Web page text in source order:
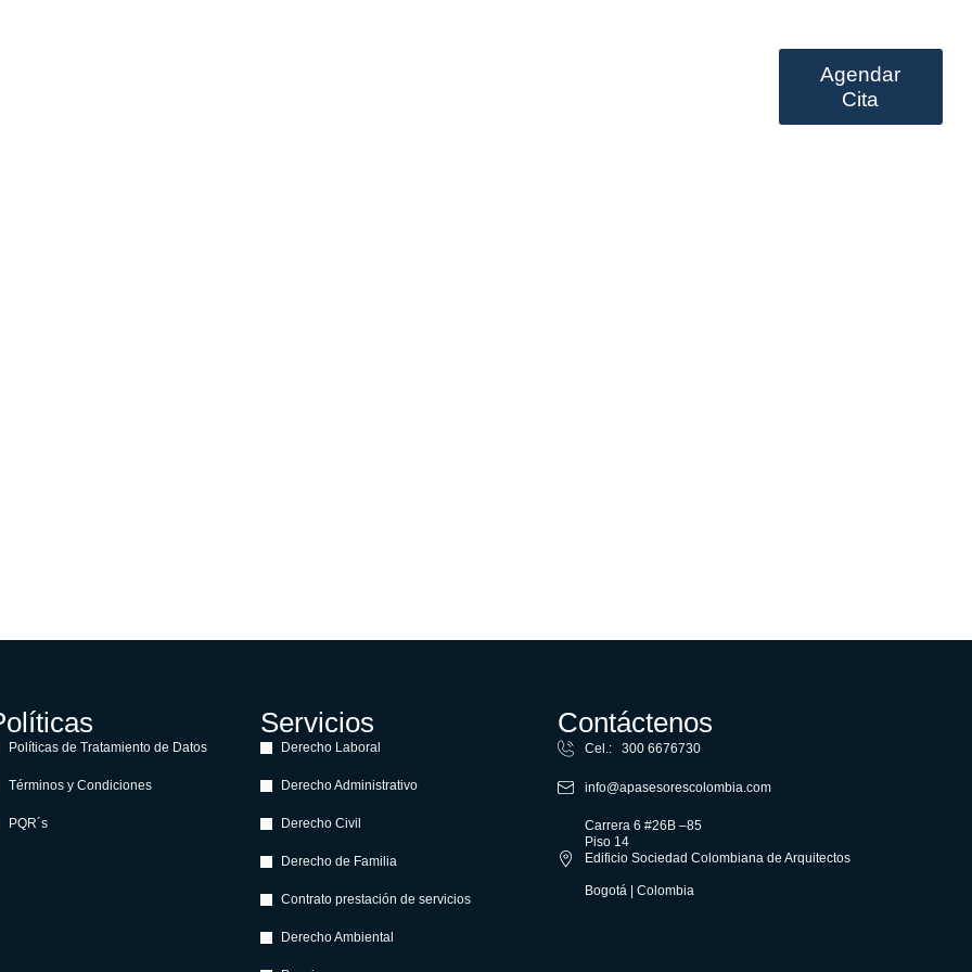
Agendar
Cita
Políticas de Tratamiento de Datos
Términos y Condiciones
PQR´s
Servicios
Derecho Laboral
Derecho Administrativo
Derecho Civil
Derecho de Familia
Contrato prestación de servicios
Derecho Ambiental
Contáctenos
Cel.: 300 6676730
info@apasesorescolombia.com
Carrera 6 #26B –85
Piso 14
Edificio Sociedad Colombiana de Arquitectos
Bogotá | Colombia